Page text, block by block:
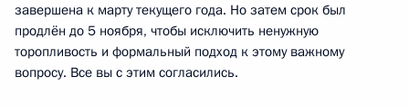
завершена к марту текущего года. Но затем срок был
продлён до 5 ноября, чтобы исключить ненужную
торопливость и формальный подход к этому важному
вопросу. Все вы с этим согласились.